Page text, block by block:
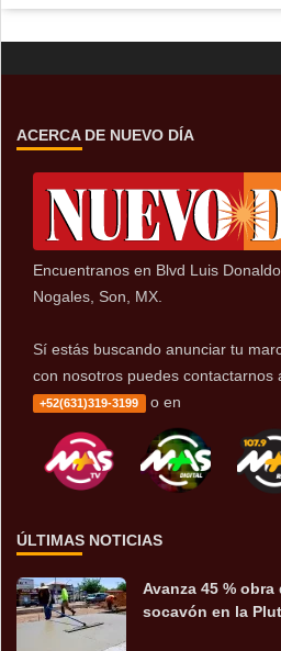
ACERCA DE NUEVO DÍA
Encuentranos en Blvd Luis
Nogales, Son, MX.
Sí estás buscando anunciar tu
con nosotros puedes contactarnos
+52(631)319-3199 o en
ÚLTIMAS NOTICIAS
Avanza 45 %
socavón en la